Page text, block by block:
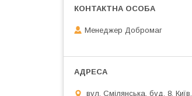
Менеджер Добромаг
вул. Смілянська, буд. 8, Київ,